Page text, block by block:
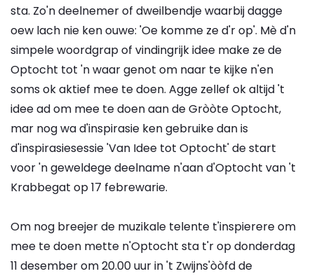
sta. Zo'n deelnemer of dweilbendje waarbij dagge
oew lach nie ken ouwe: 'Oe komme ze d'r op'. Mè d'n
simpele woordgrap of vindingrijk idee make ze de
Optocht tot 'n waar genot om naar te kijke n'en
soms ok aktief mee te doen. Agge zellef ok altijd 't
idee ad om mee te doen aan de Gròòte Optocht,
mar nog wa d'inspirasie ken gebruike dan is
d'inspirasiesessie 'Van Idee tot Optocht' de start
voor 'n geweldege deelname n'aan d'Optocht van 't
Krabbegat op 17 febrewarie.
Om nog breejer de muzikale telente t'inspierere om
mee te doen mette n'Optocht sta t'r op donderdag
11 desember om 20.00 uur in 't Zwijns'òòfd de